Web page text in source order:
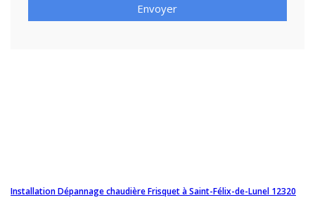
Envoyer
Installation Dépannage chaudière Frisquet à Saint-Félix-de-Lunel 12320